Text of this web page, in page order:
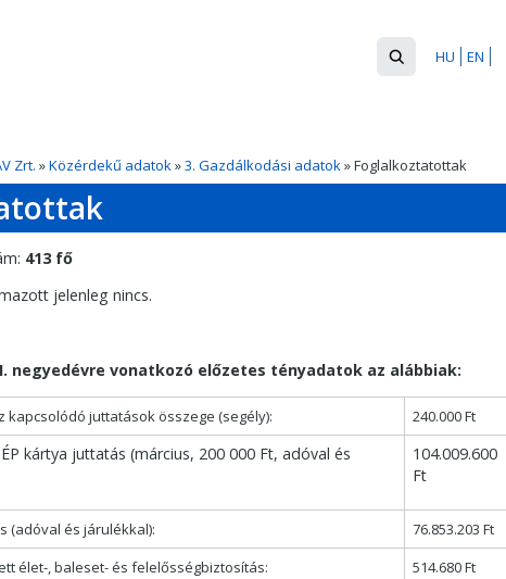
EN
HU
Keresés
űrlap
Keresés
Zrt. »Közérdekű adatok»3. Gazdálkodási adatok» Foglalkoztatottak
413 fő
jelenleg nincs.
negyedévre vonatkozó előzetes tényadatok az alábbiak:
kapcsolódó juttatások összege (segély): 240.000 Ft
kártya juttatás (március, 200 000 Ft, adóval és
104.009.600
Ft
(adóval és járulékkal): 76.853.203 Ft
élet-, baleset- és felelősségbiztosítás:
514.680 Ft